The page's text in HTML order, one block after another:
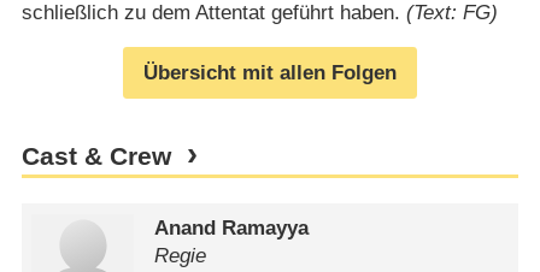
schließlich zu dem Attentat geführt haben. (Text: FG)
Übersicht mit allen Folgen
Cast & Crew
Anand Ramayya
Regie